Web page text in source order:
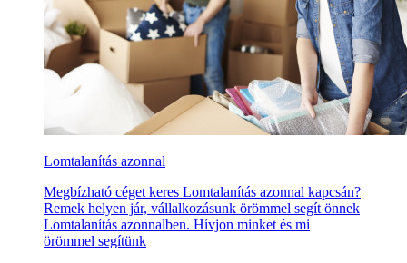
Lomtalanítás azonnal
Megbízható céget keres Lomtalanítás azonnal kapcsán?
Remek helyen jár, vállalkozásunk örömmel segít önnek
Lomtalanítás azonnalben. Hívjon minket és mi
örömmel segítünk